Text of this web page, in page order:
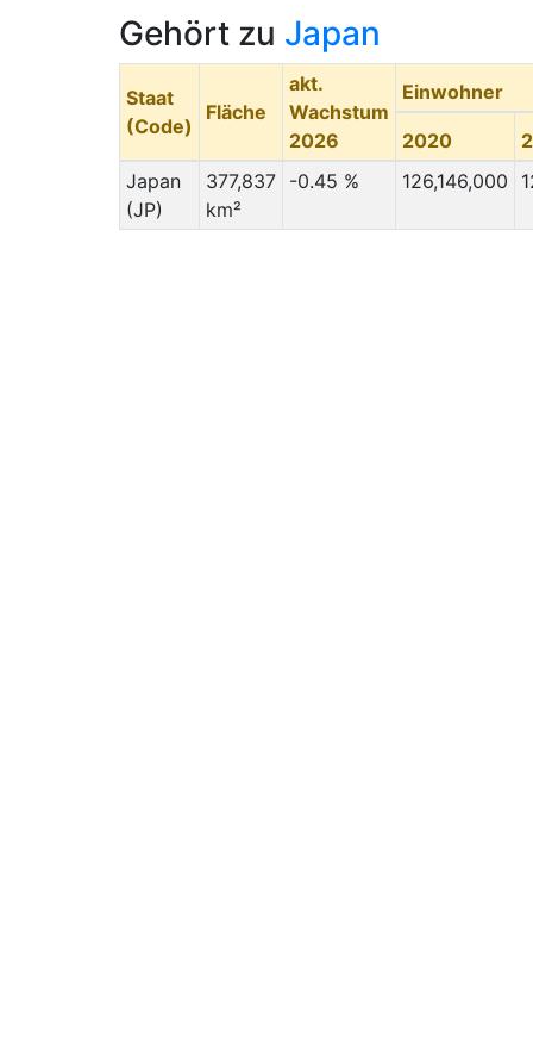
Gehört zu Japan
Staat
(Code)
Fläche
akt.
Wachstum
2026
Einwohner
2020
Japan
(JP)
377,837
km²
-0.45 % 126,146,000